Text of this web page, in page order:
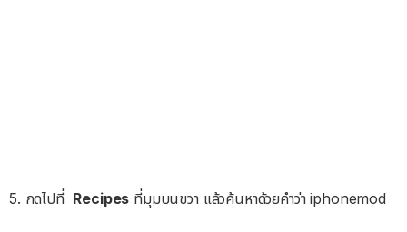
5. กดไปที่ Recipes ที่มุมบนขวา แล้วค้นหาด้วยคำว่า iphonemod